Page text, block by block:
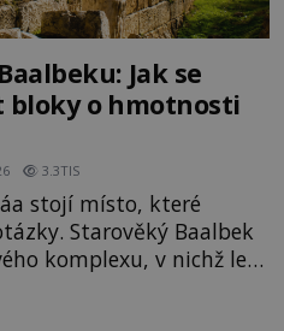
Jak se
bloky o hmotnosti
3.3TIS
stojí místo, které
Starověký Baalbek
komplexu, v nichž leží
zdá téměř nemožné je
váží kolem tisíce tun,